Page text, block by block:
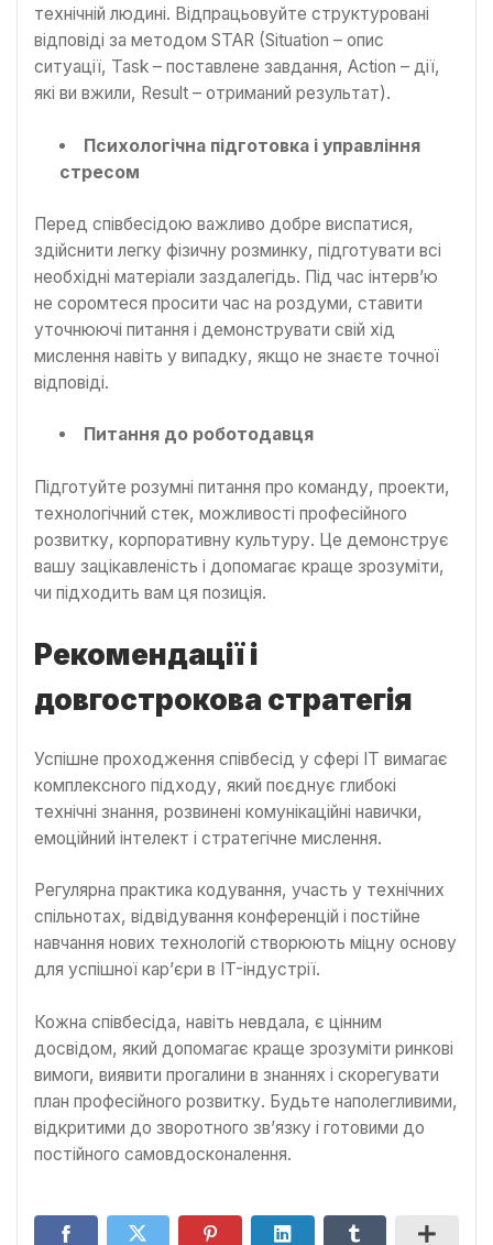
технічній людині. Відпрацьовуйте структуровані
відповіді за методом STAR (Situation – опис
ситуації, Task – поставлене завдання, Action – дії,
які ви вжили, Result – отриманий результат).
Психологічна підготовка і управління
стресом
Перед співбесідою важливо добре виспатися,
здійснити легку фізичну розминку, підготувати всі
необхідні матеріали заздалегідь. Під час інтерв’ю
не соромтеся просити час на роздуми, ставити
уточнюючі питання і демонструвати свій хід
мислення навіть у випадку, якщо не знаєте точної
відповіді.
Питання до роботодавця
Підготуйте розумні питання про команду, проекти,
технологічний стек, можливості професійного
розвитку, корпоративну культуру. Це демонструє
вашу зацікавленість і допомагає краще зрозуміти,
чи підходить вам ця позиція.
Рекомендації і
довгострокова стратегія
Успішне проходження співбесід у сфері IT вимагає
комплексного підходу, який поєднує глибокі
технічні знання, розвинені комунікаційні навички,
емоційний інтелект і стратегічне мислення.
Регулярна практика кодування, участь у технічних
спільнотах, відвідування конференцій і постійне
навчання нових технологій створюють міцну основу
для успішної кар’єри в IT-індустрії.
Кожна співбесіда, навіть невдала, є цінним
досвідом, який допомагає краще зрозуміти ринкові
вимоги, виявити прогалини в знаннях і скорегувати
план професійного розвитку. Будьте наполегливими,
відкритими до зворотного зв’язку і готовими до
постійного самовдосконалення.